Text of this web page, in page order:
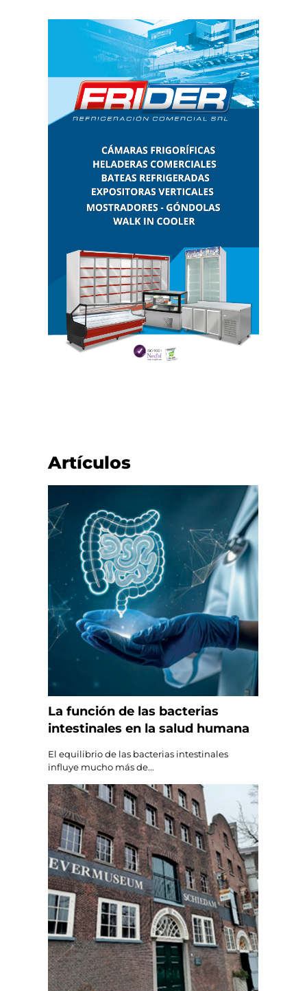
Artículos
La función de las bacterias
intestinales en la salud humana
El equilibrio de las bacterias intestinales
influye mucho más de...